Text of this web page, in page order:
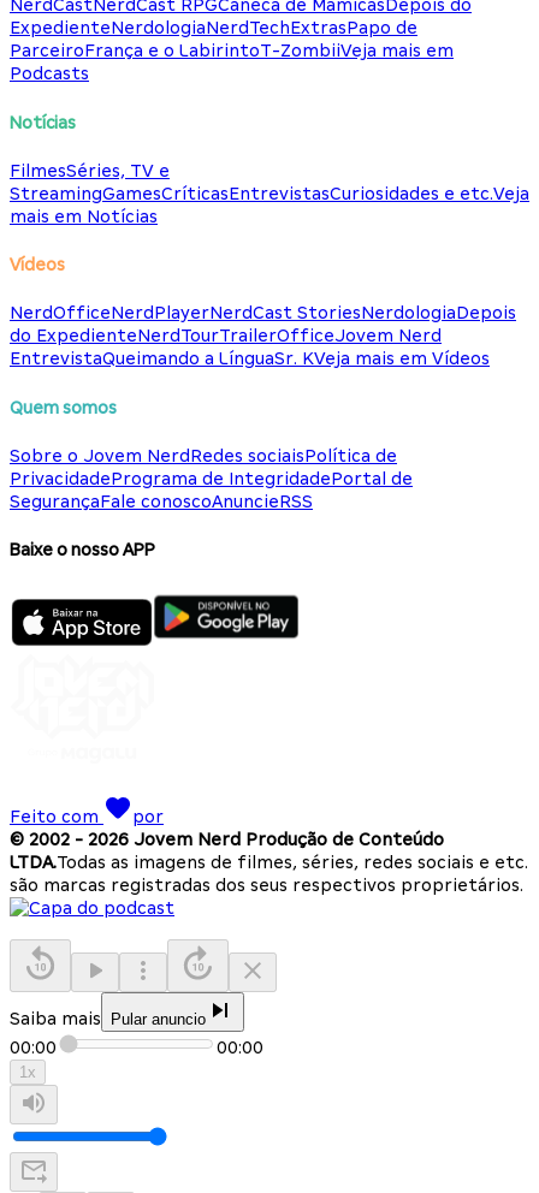
NerdCastNerdCast RPGCaneca de MamicasDepois do
ExpedienteNerdologiaNerdTechExtrasPapo de
ParceiroFrança e o LabirintoT-ZombiiVeja mais em
Podcasts
Notícias
FilmesSéries, TV e
StreamingGamesCríticasEntrevistasCuriosidades e etc.Veja
mais em Notícias
Vídeos
NerdOfficeNerdPlayerNerdCast StoriesNerdologiaDepois
do ExpedienteNerdTourTrailerOfficeJovem Nerd
EntrevistaQueimando a LínguaSr. KVeja mais em Vídeos
Quem somos
Sobre o Jovem NerdRedes sociaisPolítica de
PrivacidadePrograma de IntegridadePortal de
SegurançaFale conoscoAnuncieRSS
Baixe o nosso APP
Feito com
por
© 2002 - 2026 Jovem Nerd Produção de Conteúdo
LTDA.Todas as imagens de filmes, séries, redes sociais e etc.
são marcas registradas dos seus respectivos proprietários.
Saiba mais Pular anuncio
00:00 00:00
1x